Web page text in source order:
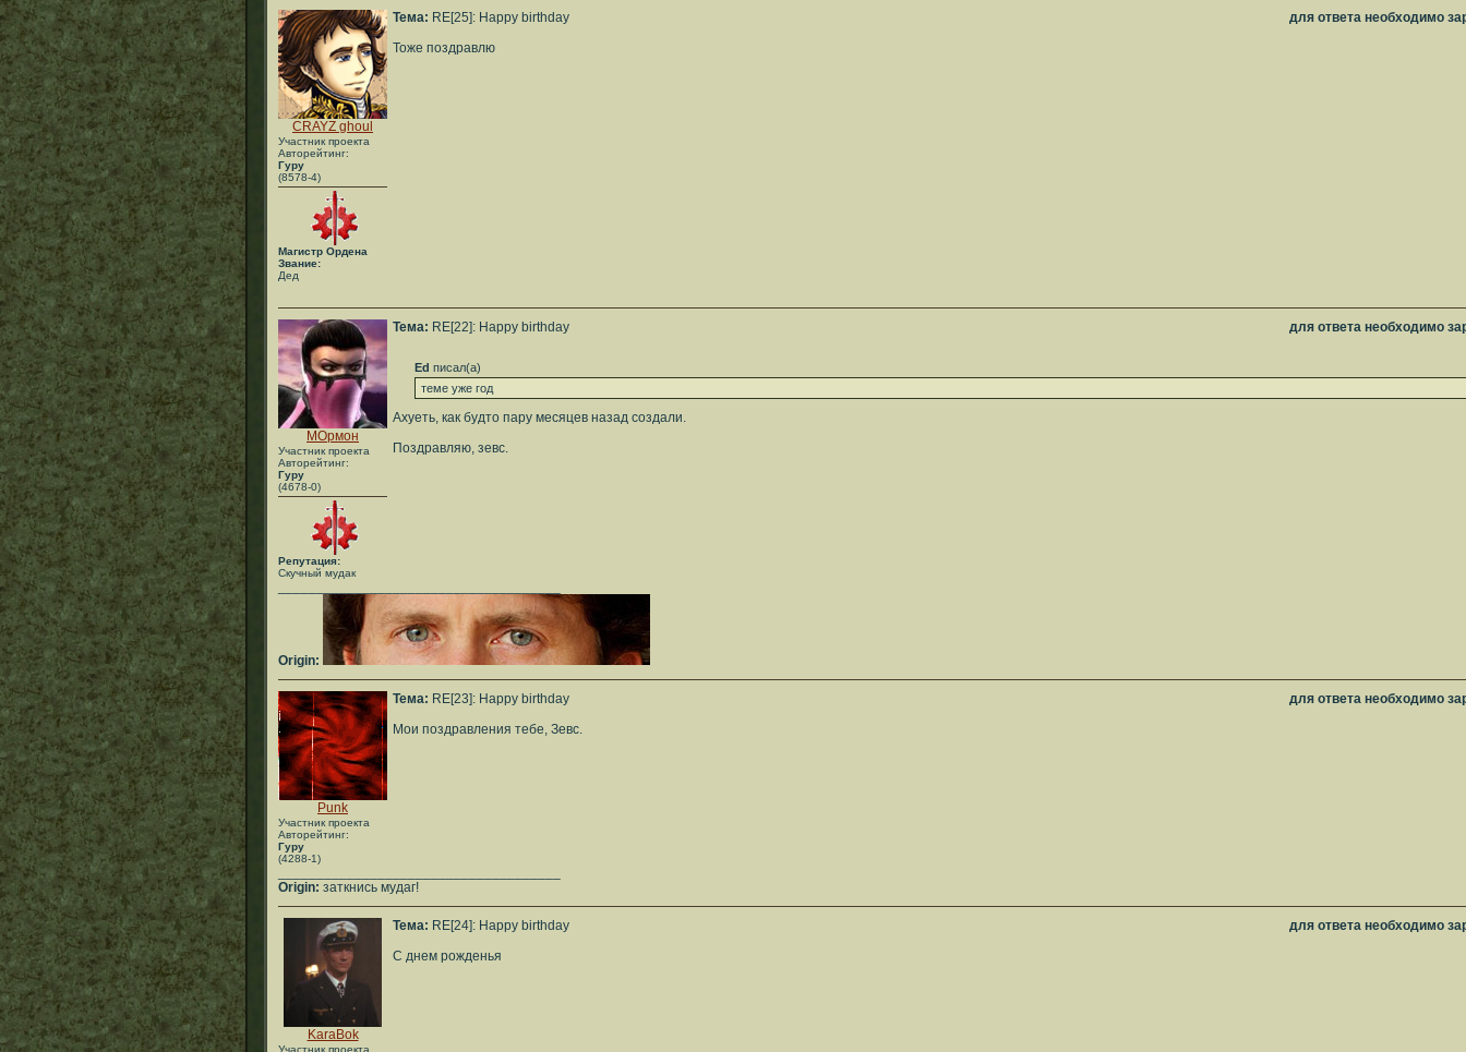
CRAYZ ghoul
Участник проекта
Авторейтинг:
Гуру
(8578-4)
Магистр Ордена
Звание:
Дед
Тема: RE[25]: Happy birthday
для ответа необходимо
Тоже поздравлю
МОрмон
Участник проекта
Авторейтинг:
Гуру
(4678-0)
Репутация:
Скучный мудак
Тема: RE[22]: Happy birthday для ответа необходимо
Ed писал(а)
теме уже год
Ахуеть, как будто пару месяцев назад создали.
Поздравляю, зевс.
Origin:
Punk
Участник проекта
Авторейтинг:
Гуру
(4288-1)
Тема: RE[23]: Happy birthday
для ответа необходимо
Мои поздравления тебе, Зевс.
Origin: заткнись мудаг!
KaraBok
Участник проекта
Тема: RE[24]: Happy birthday
для ответа необходимо
С днем рожденья